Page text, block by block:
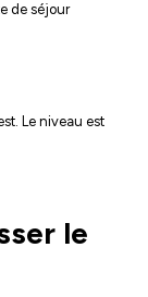
de séjour
Le niveau est
le